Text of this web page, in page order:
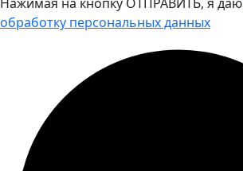
обработку персональных данных